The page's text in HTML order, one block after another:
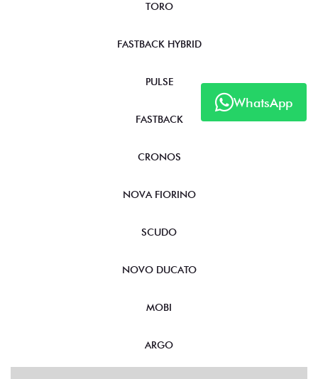
WhatsApp
TORO
FASTBACK HYBRID
PULSE
FASTBACK
CRONOS
NOVA FIORINO
SCUDO
NOVO DUCATO
MOBI
ARGO